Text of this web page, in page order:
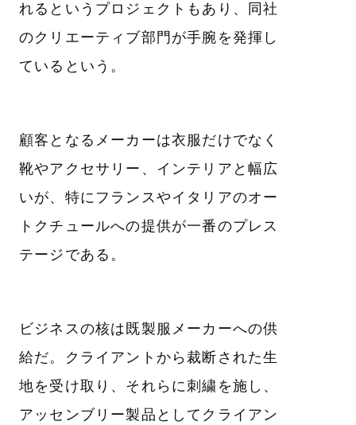
れるというプロジェクトもあり、同社
のクリエーティブ部門が手腕を発揮し
ているという。
顧客となるメーカーは衣服だけでなく
靴やアクセサリー、インテリアと幅広
いが、特にフランスやイタリアのオー
トクチュールへの提供が一番のプレス
テージである。
ビジネスの核は既製服メーカーへの供
給だ。クライアントから裁断された生
地を受け取り、それらに刺繍を施し、
アッセンブリー製品としてクライアン